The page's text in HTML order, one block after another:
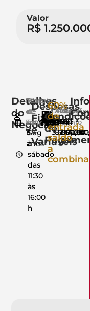
Valor
R$
Detalhes
do
Negócio
Nº.
de
Funcionários
11
Tempo
de
contrato
5
anos
Horário
de
Funcionamento
Seg
à
sábado
das
11:30
às
16:00
h
Despesas
Fixas
e
Variáveis
Aluguel
R$
8.000,00
FGTS
8%
INSS
11%
Luz
R$
2.500,00
Água
R$
800,00
DAS
R$
3.500,00
Salários
R$
de
60%
de
entrada
saldo
a
combinar
Info.